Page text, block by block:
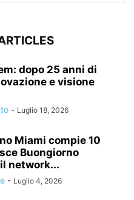
dopo 25 anni di
e visione
- Luglio 18, 2026
Miami compie 10
Buongiorno
network...
- Luglio 4, 2026